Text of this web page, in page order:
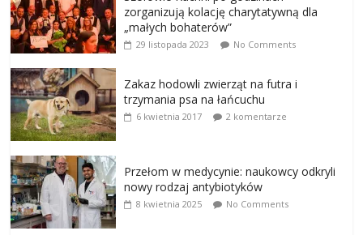
zorganizują kolację charytatywną dla
„małych bohaterów”
29 listopada 2023 No Comments
Zakaz hodowli zwierząt na futra i
trzymania psa na łańcuchu
6 kwietnia 2017 2 komentarze
Przełom w medycynie: naukowcy odkryli
nowy rodzaj antybiotyków
8 kwietnia 2025 No Comments